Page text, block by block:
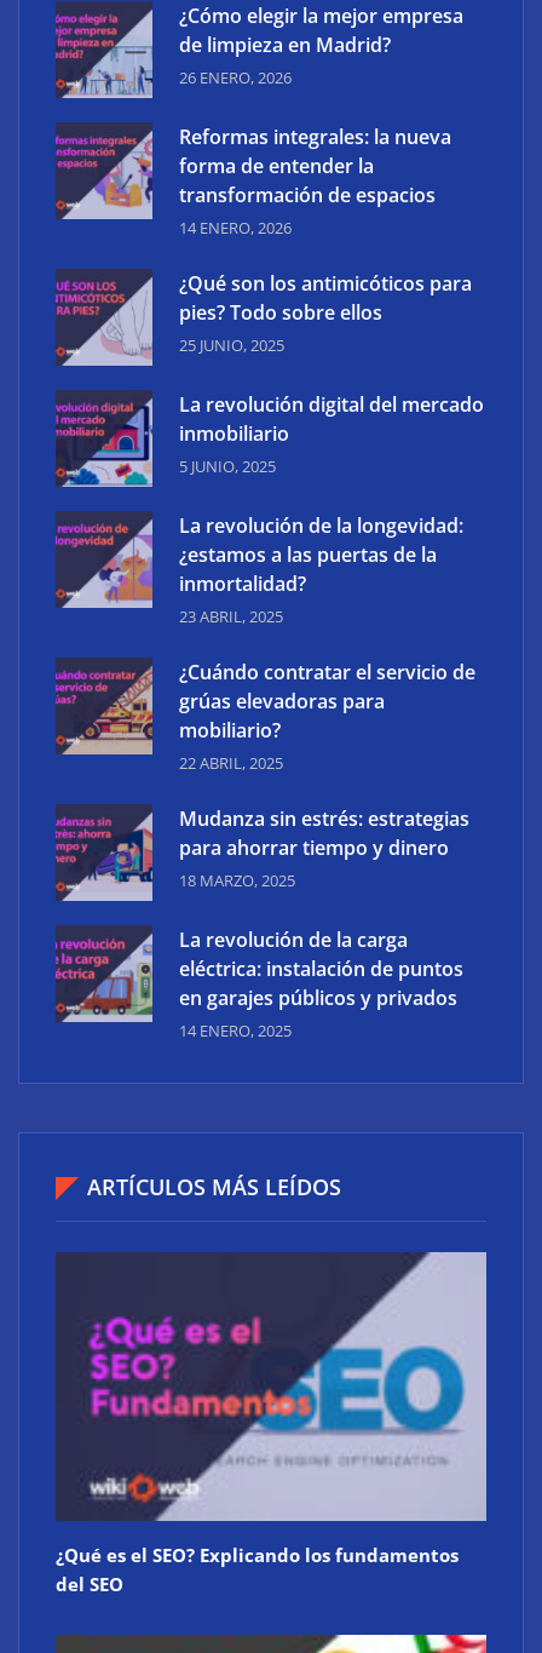
ESOSKIN: innovación tecnológica aplicada al
cuidado avanzado de la piel
Cómo la tecnología transforma la venta de
inmuebles en un divorcio
Calcetines de ciclismo: Ligereza, resistencia y
comodidad en perfecta armonía
¿Cómo elegir la mejor empresa
de limpieza en Madrid?
26 ENERO, 2026
Reformas integrales: la nueva
forma de entender la
transformación de espacios
14 ENERO, 2026
¿Qué son los antimicóticos para
pies? Todo sobre ellos
25 JUNIO, 2025
La revolución digital del mercado
inmobiliario
5 JUNIO, 2025
La revolución de la longevidad:
¿estamos a las puertas de la
inmortalidad?
23 ABRIL, 2025
¿Cuándo contratar el servicio de
grúas elevadoras para
mobiliario?
22 ABRIL, 2025
Mudanza sin estrés: estrategias
para ahorrar tiempo y dinero
18 MARZO, 2025
La revolución de la carga
eléctrica: instalación de puntos
en garajes públicos y privados
14 ENERO, 2025
ARTÍCULOS MÁS LEÍDOS
¿Qué es el SEO? Explicando los fundamentos
del SEO